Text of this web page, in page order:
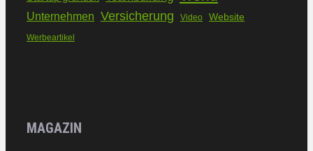
Unternehmen Versicherung Video Website
Werbeartikel
MAGAZIN